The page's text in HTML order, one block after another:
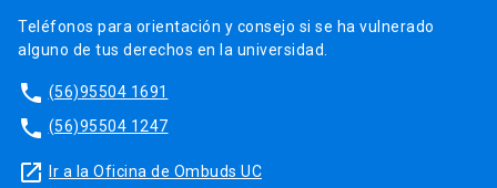
Teléfonos para orientación y consejo si se ha vulnerado
alguno de tus derechos en la universidad.
phone (56)95504 1691
phone (56)95504 1247
launch Ir a la Oficina de Ombuds UC